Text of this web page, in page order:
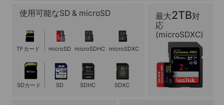
使用可能なSD & microSD
TFカード microSD microSDHC microSDXC
SDカード SD SDHC SDXC
最大2TB対
応
(microSDXC)